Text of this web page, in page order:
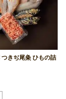
つきぢ尾粂 ひもの詰